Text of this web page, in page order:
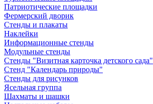
Патриотические площадки
Фермерский дворик
Стенды и плакаты
Наклейки
Информационные стенды
Модульные стенды
Стенды "Визитная карточка детского сада"
Стенд "Календарь природы"
Стенды для рисунков
Ясельная группа
Шахматы и шашки